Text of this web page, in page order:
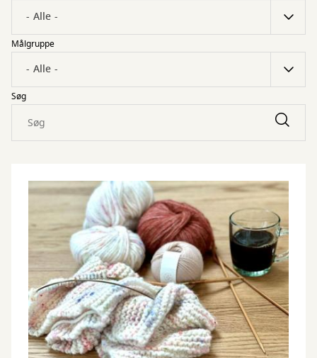
Målgruppe
Søg